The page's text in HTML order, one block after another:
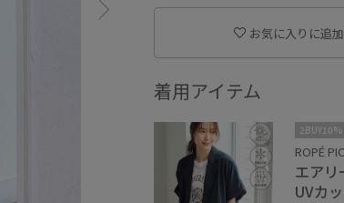
お気に入りに追
着用アイテム
ROPÉ
エアリ
UVカ